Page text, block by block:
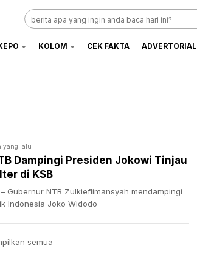
KOLOM CEK FAKTA ADVERTORIAL
yang lalu
Dampingi Presiden Jokowi Tinjau
di KSB
– Gubernur NTB Zulkieflimansyah mendampingi
Indonesia Joko Widodo
semua